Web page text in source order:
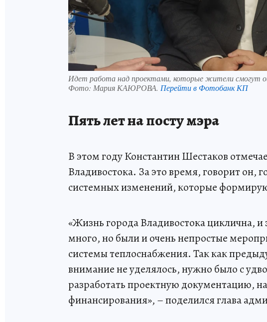
Идет работа над проектами, которые жители смогут
Фото: Мария КАЮРОВА. Перейти в Фотобанк КП
Пять лет на посту мэра
В этом году Константин Шестаков
Владивостока. За это время, говорит он,
системных изменений, которые
«Жизнь города Владивостока циклична,
много, но были и очень непростые
системы теплоснабжения. Так как
внимание не уделялось, нужно было с
разработать проектную документацию,
финансирования», – поделился глава